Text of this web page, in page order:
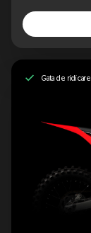
Gata de ridicare